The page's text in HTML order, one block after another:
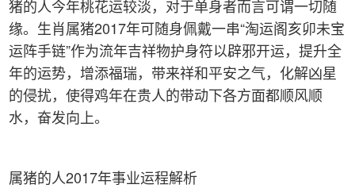
猪的人今年桃花运较淡，对于单身者而言可谓一切随
缘。生肖属猪2017年可随身佩戴一串“淘运阁亥卯未宝
运阵手链”作为流年吉祥物护身符以辟邪开运，提升全
年的运势，增添福瑞，带来祥和平安之气，化解凶星
的侵扰，使得鸡年在贵人的带动下各方面都顺风顺
水，奋发向上。
属猪的人2017年事业运程解析